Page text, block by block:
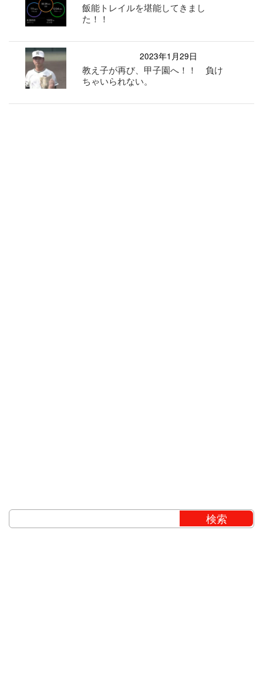
飯能トレイルを堪能してきまし
た！！
2023年1月29日
教え子が再び、甲子園へ！！ 負け
ちゃいられない。